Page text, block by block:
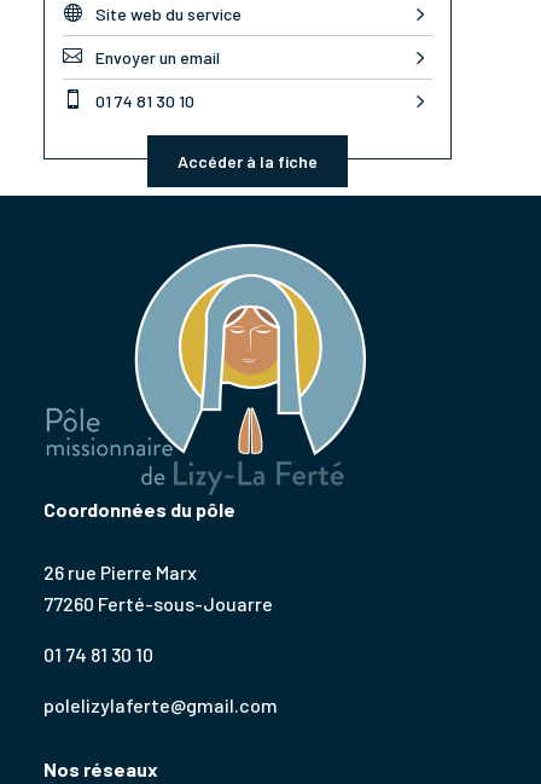
 Site web du service
 Envoyer un email
 01 74 81 30 10
Accéder à la fiche
Coordonnées du pôle
26 rue Pierre Marx
77260 Ferté-sous-Jouarre
01 74 81 30 10
polelizylaferte@gmail.com
Nos réseaux